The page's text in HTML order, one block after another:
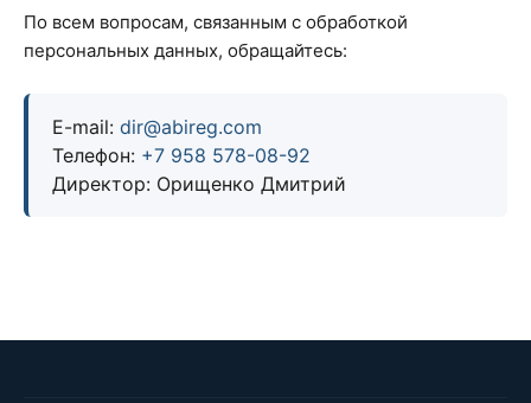
По всем вопросам, связанным с обработкой
персональных данных, обращайтесь:
E-mail: dir@abireg.com
Телефон: +7 958 578-08-92
Директор: Орищенко Дмитрий